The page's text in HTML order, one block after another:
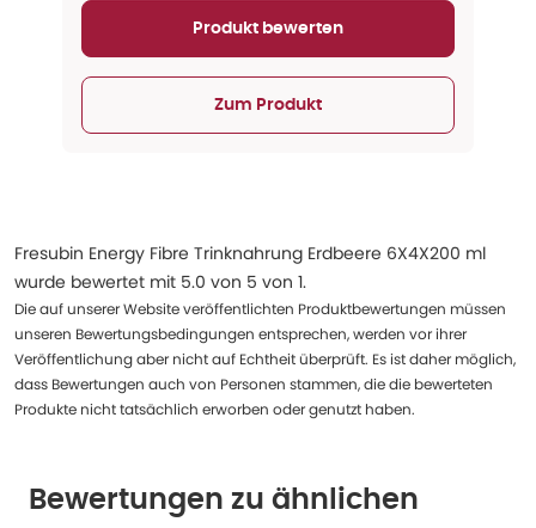
Aktualisieren...
Produkt bewerten
Zum Produkt
Fresubin Energy Fibre Trinknahrung Erdbeere 6X4X200 ml
wurde bewertet mit 5.0 von 5 von 1.
Die auf unserer Website veröffentlichten Produktbewertungen müssen
unseren Bewertungsbedingungen entsprechen, werden vor ihrer
Veröffentlichung aber nicht auf Echtheit überprüft. Es ist daher möglich,
dass Bewertungen auch von Personen stammen, die die bewerteten
Produkte nicht tatsächlich erworben oder genutzt haben.
Bewertungen zu ähnlichen